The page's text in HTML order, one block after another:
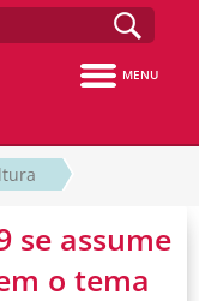
MENU
se assume
o tema